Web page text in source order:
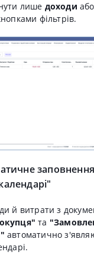
лише доходи
фільтрів.
й витрати з
та
автоматично